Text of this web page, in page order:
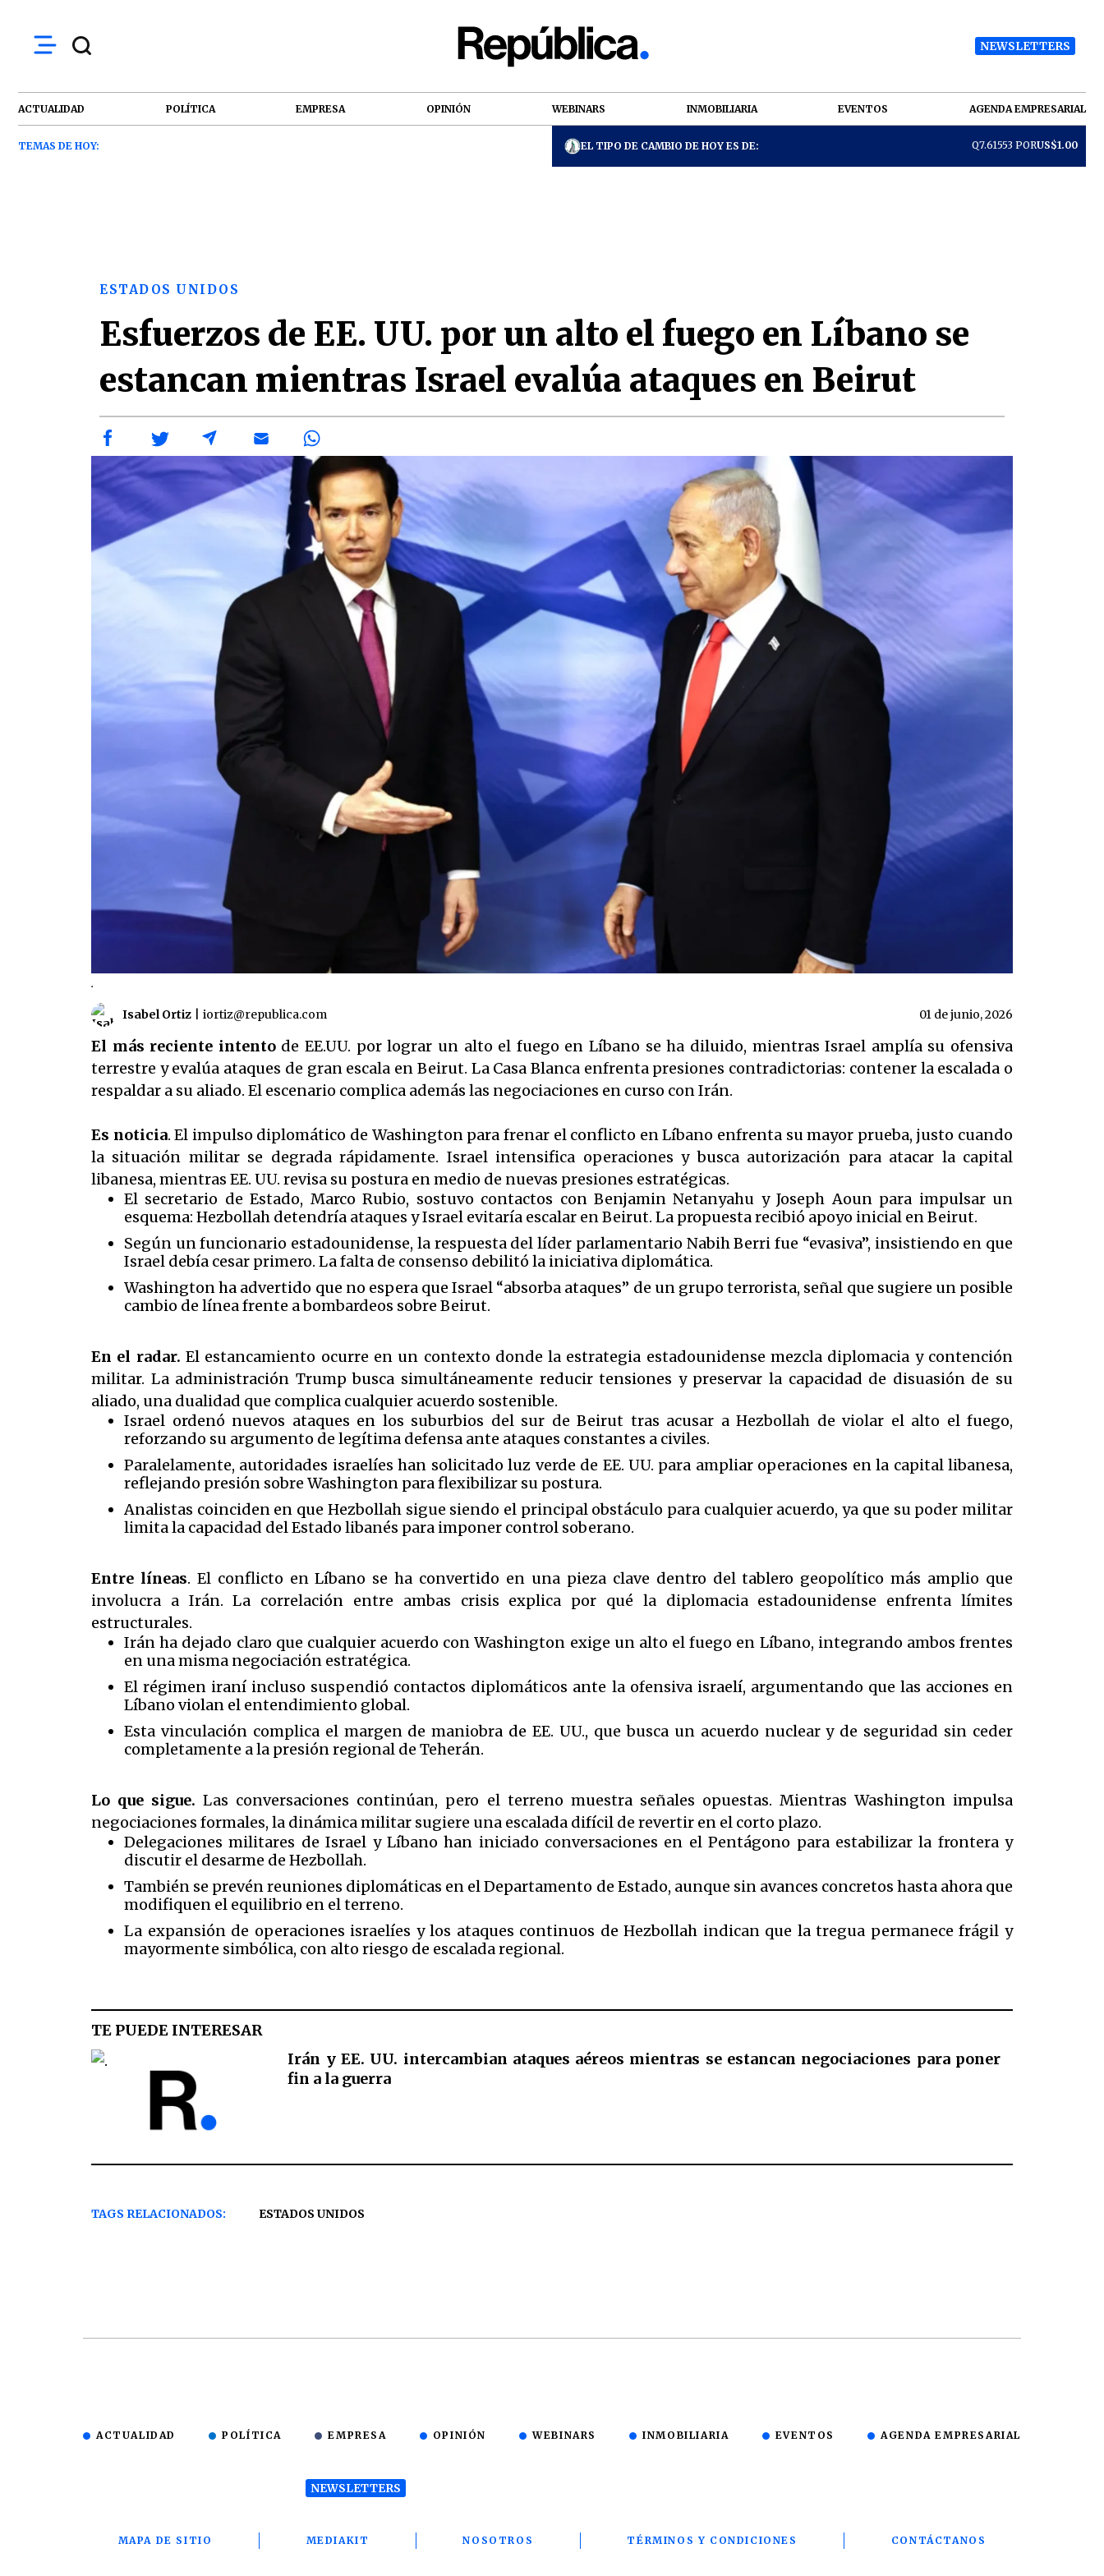
NEWSLETTERS
ACTUALIDAD POLÍTICA EMPRESA OPINIÓN WEBINARS INMOBILIARIA EVENTOS AGENDA EMPRESARIAL
TEMAS DE HOY: EL TIPO DE CAMBIO DE HOY ES DE: Q7.61553 PORUS$1.00
ESTADOS UNIDOS
Esfuerzos de EE. UU. por un alto el fuego en Líbano se
estancan mientras Israel evalúa ataques en Beirut
.
Isabel Ortiz iortiz@republica.com 01 de junio, 2026
El más reciente intento de EE.UU. por lograr un alto el fuego en Líbano se ha diluido, mientras Israel amplía su ofensiva
terrestre y evalúa ataques de gran escala en Beirut. La Casa Blanca enfrenta presiones contradictorias: contener la escalada o
respaldar a su aliado. El escenario complica además las negociaciones en curso con Irán.
Es noticia. El impulso diplomático de Washington para frenar el conflicto en Líbano enfrenta su mayor prueba, justo cuando
la situación militar se degrada rápidamente. Israel intensifica operaciones y busca autorización para atacar la capital
libanesa, mientras EE. UU. revisa su postura en medio de nuevas presiones estratégicas.
El secretario de Estado, Marco Rubio, sostuvo contactos con Benjamin Netanyahu y Joseph Aoun para impulsar un
esquema: Hezbollah detendría ataques y Israel evitaría escalar en Beirut. La propuesta recibió apoyo inicial en Beirut.
Según un funcionario estadounidense, la respuesta del líder parlamentario Nabih Berri fue “evasiva”, insistiendo en que
Israel debía cesar primero. La falta de consenso debilitó la iniciativa diplomática.
Washington ha advertido que no espera que Israel “absorba ataques” de un grupo terrorista, señal que sugiere un posible
cambio de línea frente a bombardeos sobre Beirut.
En el radar. El estancamiento ocurre en un contexto donde la estrategia estadounidense mezcla diplomacia y contención
militar. La administración Trump busca simultáneamente reducir tensiones y preservar la capacidad de disuasión de su
aliado, una dualidad que complica cualquier acuerdo sostenible.
Israel ordenó nuevos ataques en los suburbios del sur de Beirut tras acusar a Hezbollah de violar el alto el fuego,
reforzando su argumento de legítima defensa ante ataques constantes a civiles.
Paralelamente, autoridades israelíes han solicitado luz verde de EE. UU. para ampliar operaciones en la capital libanesa,
reflejando presión sobre Washington para flexibilizar su postura.
Analistas coinciden en que Hezbollah sigue siendo el principal obstáculo para cualquier acuerdo, ya que su poder militar
limita la capacidad del Estado libanés para imponer control soberano.
Entre líneas. El conflicto en Líbano se ha convertido en una pieza clave dentro del tablero geopolítico más amplio que
involucra a Irán. La correlación entre ambas crisis explica por qué la diplomacia estadounidense enfrenta límites
estructurales.
Irán ha dejado claro que cualquier acuerdo con Washington exige un alto el fuego en Líbano, integrando ambos frentes
en una misma negociación estratégica.
El régimen iraní incluso suspendió contactos diplomáticos ante la ofensiva israelí, argumentando que las acciones en
Líbano violan el entendimiento global.
Esta vinculación complica el margen de maniobra de EE. UU., que busca un acuerdo nuclear y de seguridad sin ceder
completamente a la presión regional de Teherán.
Lo que sigue.Las conversaciones continúan, pero el terreno muestra señales opuestas. Mientras Washington impulsa
negociaciones formales, la dinámica militar sugiere una escalada difícil de revertir en el corto plazo.
Delegaciones militares de Israel y Líbano han iniciado conversaciones en el Pentágono para estabilizar la frontera y
discutir el desarme de Hezbollah.
También se prevén reuniones diplomáticas en el Departamento de Estado, aunque sin avances concretos hasta ahora que
modifiquen el equilibrio en el terreno.
La expansión de operaciones israelíes y los ataques continuos de Hezbollah indican que la tregua permanece frágil y
mayormente simbólica, con alto riesgo de escalada regional.
TE PUEDE INTERESAR
Irán y EE. UU. intercambian ataques aéreos mientras se estancan negociaciones para poner
fin a la guerra
TAGS RELACIONADOS: ESTADOS UNIDOS
ACTUALIDAD POLÍTICA EMPRESA OPINIÓN WEBINARS INMOBILIARIA EVENTOS AGENDA EMPRESARIAL
NEWSLETTERS
MAPA DE SITIO MEDIAKIT NOSOTROS TÉRMINOS Y CONDICIONES CONTÁCTANOS